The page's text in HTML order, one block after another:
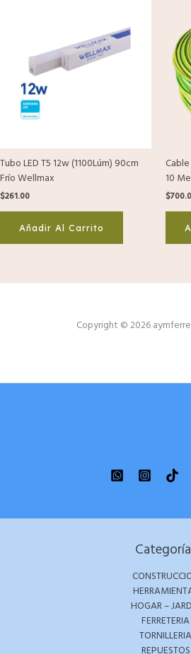
Tubo LED T5 12w (1100Lúm) 90cm
Frío Wellmax
$261.00
Añadir Al Carrito
10
$
Copyright © 2026
HOGAR –
FERRETERIA
TORNILLERIA
REPUESTOS